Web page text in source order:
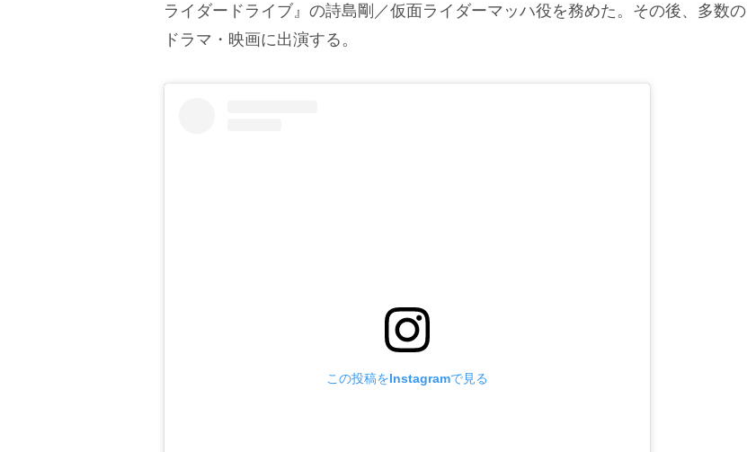
ライダードライブ』の詩島剛／仮面ライダーマッハ役を務めた。その後、多数の
ドラマ・映画に出演する。
この投稿をInstagramで見る